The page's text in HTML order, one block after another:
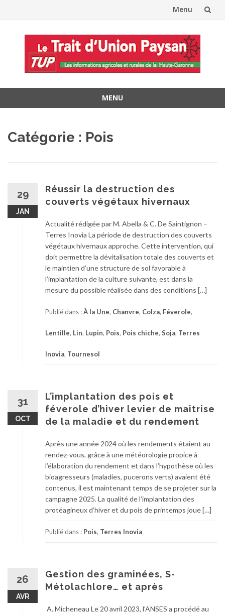
Menu
contenu
MENU
contenu
Catégorie : Pois
29
JAN
Réussir la destruction des
couverts végétaux hivernaux
Actualité rédigée par M. Abella & C. De Saintignon –
Terres Inovia La période de destruction des couverts
végétaux hivernaux approche. Cette intervention, qui
doit permettre la dévitalisation totale des couverts et
le maintien d’une structure de sol favorable à
l’implantation de la culture suivante, est dans la
mesure du possible réalisée dans des conditions […]
Publié dans :À la Une, Chanvre, Colza, Féverole,
Lentille, Lin, Lupin, Pois, Pois chiche, Soja, Terres
Inovia, Tournesol
31
OCT
L’implantation des pois et
féverole d’hiver levier de maitrise
de la maladie et du rendement
Après une année 2024 où les rendements étaient au
rendez-vous, grâce à une météorologie propice à
l’élaboration du rendement et dans l’hypothèse où les
bioagresseurs (maladies, pucerons verts) avaient été
contenus, il est maintenant temps de se projeter sur la
campagne 2025. La qualité de l’implantation des
protéagineux d’hiver et du pois de printemps joue […]
Publié dans : Pois, Terres Inovia
26
AVR
Gestion des graminées, S-
Métolachlore… et après
A. Micheneau Le 20 avril 2023, l’ANSES a procédé au